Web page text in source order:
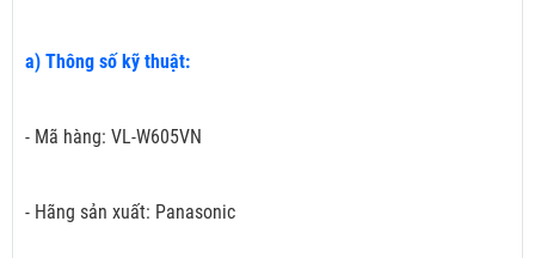
a) Thông số kỹ thuật:
- Mã hàng: VL-W605VN
- Hãng sản xuất: Panasonic